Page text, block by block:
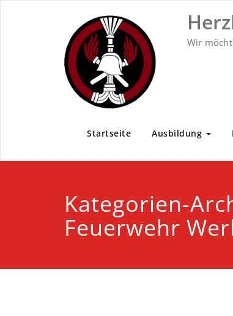
Wir
Startseite Ausbildung
Kategorien-
Feuerwehr